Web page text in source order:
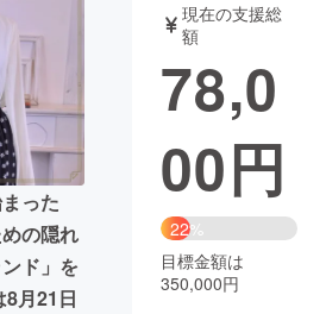
・ガジェット
書籍・雑誌
チャレンジ
地域活性化
Good
CAMPFIRE Creation
った
の隠れ
ド」を
月21日
現在の支援総
額
78,0
00円
22%
目標金額は
350,000円